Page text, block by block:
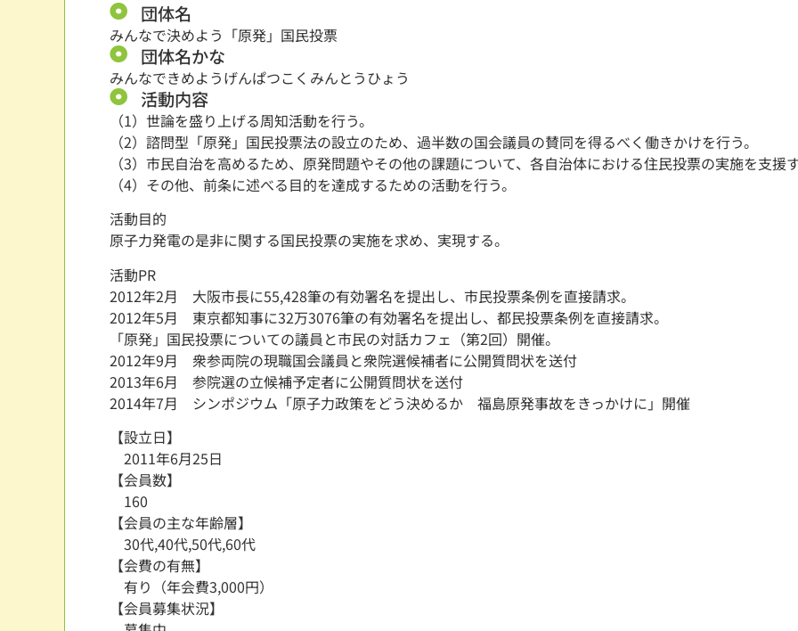
団体名
みんなで決めよう「原発」国民投票
団体名かな
みんなできめようげんぱつこくみんとうひょう
活動内容
（1）世論を盛り上げる周知活動を行う。
（2）諮問型「原発」国民投票法の設立のため、過半数の国会議員の賛同を得るべく働きかけを行う。
（3）市民自治を高めるため、原発問題やその他の課題について、各自治体における住民投票の実施を支援
（4）その他、前条に述べる目的を達成するための活動を行う。
活動目的
原子力発電の是非に関する国民投票の実施を求め、実現する。
活動PR
2012年2月 大阪市長に55,428筆の有効署名を提出し、市民投票条例を直接請求。
2012年5月 東京都知事に32万3076筆の有効署名を提出し、都民投票条例を直接請求。
「原発」国民投票についての議員と市民の対話カフェ（第2回）開催。
2012年9月 衆参両院の現職国会議員と衆院選候補者に公開質問状を送付
2013年6月 参院選の立候補予定者に公開質問状を送付
2014年7月 シンポジウム「原子力政策をどう決めるか 福島原発事故をきっかけに」開催
【設立日】
2011年6月25日
【会員数】
160
【会員の主な年齢層】
30代,40代,50代,60代
【会費の有無】
有り（年会費3,000円）
【会員募集状況】